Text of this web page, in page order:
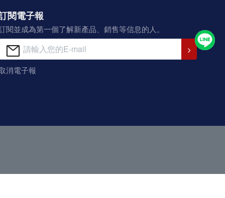
閱電子報
閱並成為第一個了解新產品、銷售等信息的人。
消電子報